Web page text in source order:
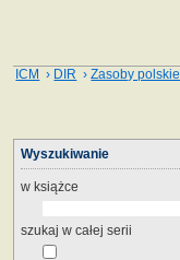
ICM › DIR ›Zasoby polskie
Wyszukiwanie
w książce
szukaj w całej serii